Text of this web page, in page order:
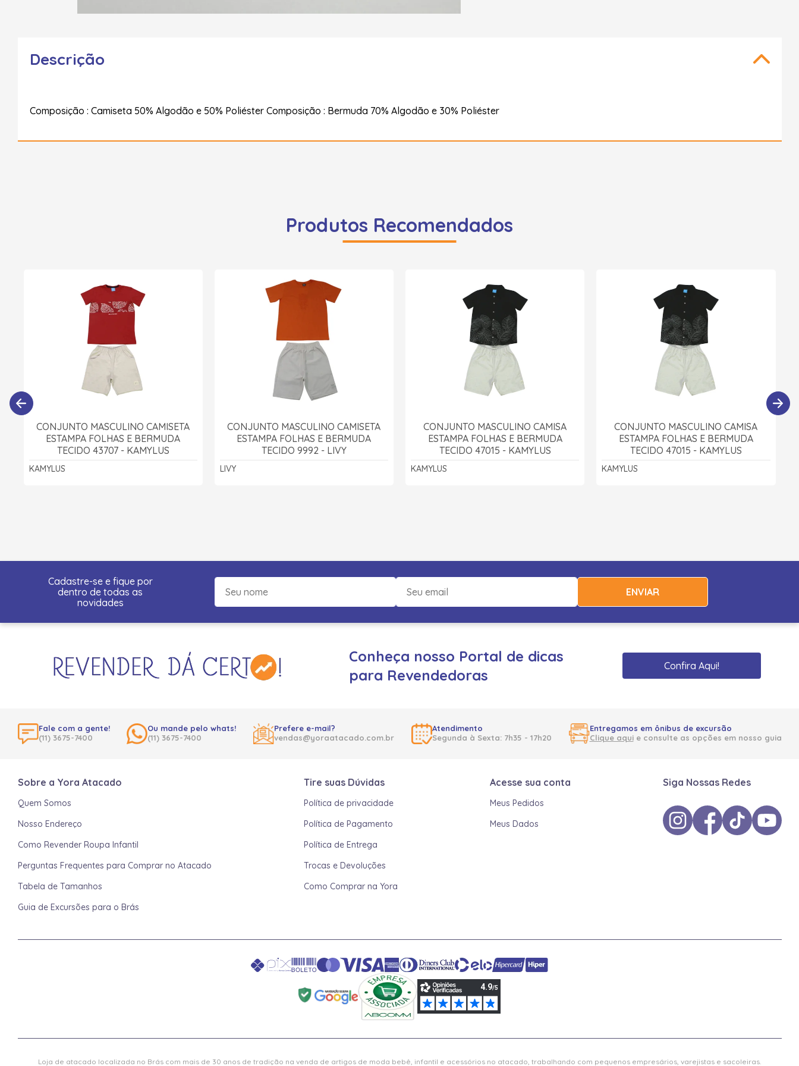
Descrição
Composição : Camiseta 50% Algodão e 50% Poliéster Composição : Bermuda 70% Algodão e 30% Poliéster
Produtos Recomendados
CONJUNTO MASCULINO CAMISETA
ESTAMPA FOLHAS E BERMUDA
TECIDO 43707 - KAMYLUS
KAMYLUS
CONJUNTO MASCULINO CAMISETA
ESTAMPA FOLHAS E BERMUDA
TECIDO 9992 - LIVY
LIVY
CONJUNTO MASCULINO CAMISA
ESTAMPA FOLHAS E BERMUDA
TECIDO 47015 - KAMYLUS
KAMYLUS
CONJUNTO MASCULINO CAMISA
ESTAMPA FOLHAS E BERMUDA
TECIDO 47015 - KAMYLUS
KAMYLUS
Cadastre-se e fique por
dentro de todas as
novidades
ENVIAR
Conheça nosso Portal de dicas
para Revendedoras
Confira Aqui!
Fale com a gente!
(11) 3675-7400
Ou mande pelo whats!
(11) 3675-7400
Prefere e-mail?
vendas@yoraatacado.com.br
Atendimento
Segunda à Sexta: 7h35 - 17h20
Entregamos em ônibus de excursão
Clique aquie consulte as opções em nosso guia
Sobre a Yora Atacado
Quem Somos
Nosso Endereço
Como Revender Roupa Infantil
Perguntas Frequentes para Comprar no Atacado
Tabela de Tamanhos
Guia de Excursões para o Brás
Tire suas Dúvidas
Política de privacidade
Política de Pagamento
Política de Entrega
Trocas e Devoluções
Como Comprar na Yora
Acesse sua conta
Meus Pedidos
Meus Dados
Siga Nossas Redes
Loja de atacado localizada no Brás com mais de 30 anos de tradição na venda de artigos de moda bebê, infantil e acessórios no atacado, trabalhando com pequenos empresários, varejistas e sacoleiras.